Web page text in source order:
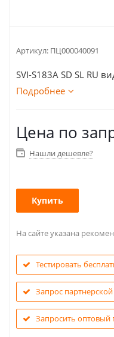
Артикул: ПЦ000040091
SVI-S183A SD SL RU
Подробнее
Цена по
Нашли дешевле?
Купить
На сайте указана
Тестировать
Запрос
Запросить оптовый